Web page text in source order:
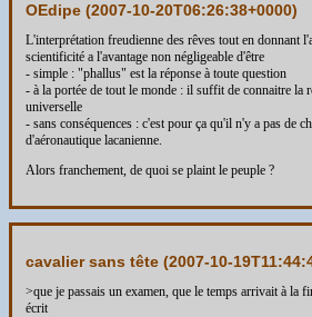
OEdipe (2007-10-20T06:26:38+0000)
L'interprétation freudienne des rêves tout en donnant
scientificité a l'avantage non négligeable d'être
- simple : "phallus" est la réponse à toute question
- à la portée de tout le monde : il suffit de connaitre la
universelle
- sans conséquences : c'est pour ça qu'il n'y a pas de
d'aéronautique lacanienne.
Alors franchement, de quoi se plaint le peuple ?
cavalier sans tête (2007-10-
>que je passais un examen, que le temps arrivait à la
écrit